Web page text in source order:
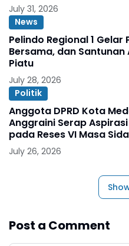
July 31, 2026
News
Pelindo Regional 1 Gelar
Bersama, dan Santunan
Piatu
July 28, 2026
Politik
Anggota DPRD Kota
Anggraini Serap
pada Reses VI Masa
Marelan
July 26, 2026
Post a Comment